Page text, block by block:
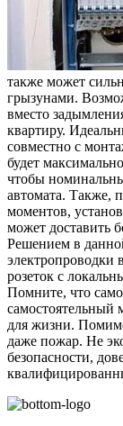
также может
грызунами.
вместо
квартиру.
совместно с
будет
чтобы
автомата. Также,
моментов,
может доставить
Решением в
электропроводки
розеток с
Помните, что
самостоятельный
для жизни.
даже пожар. Не
безопасности,